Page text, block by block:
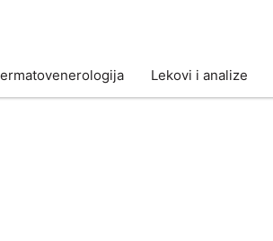
Lekovi i analize